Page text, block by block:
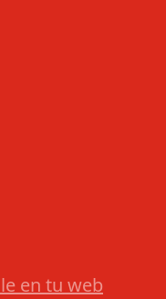
en tu web